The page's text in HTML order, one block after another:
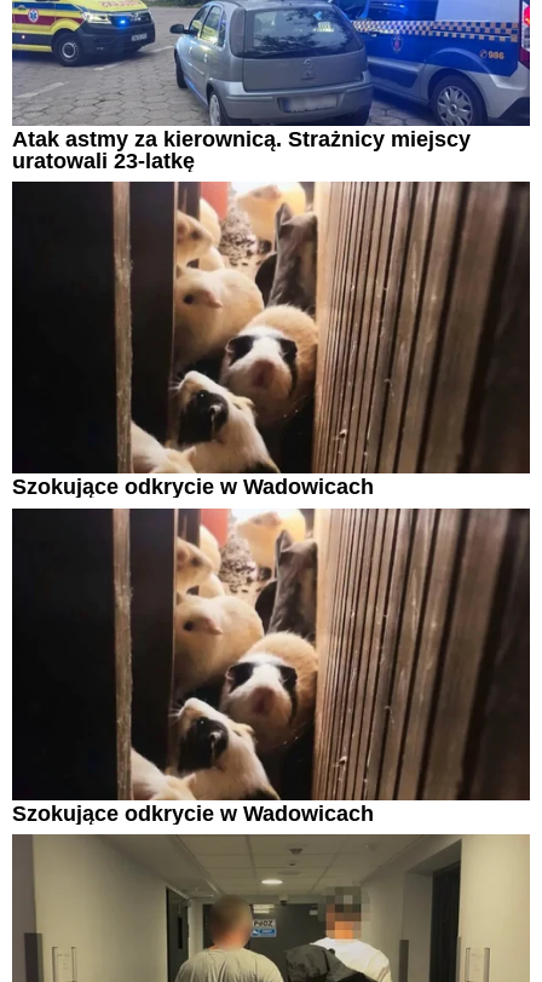
Atak astmy za kierownicą. Strażnicy miejscy
uratowali 23-latkę
Szokujące odkrycie w Wadowicach
Szokujące odkrycie w Wadowicach